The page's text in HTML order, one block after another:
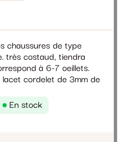
chaussures de type
très costaud, tiendra
à 6-7 oeillets.
cordelet de 3mm de
En stock